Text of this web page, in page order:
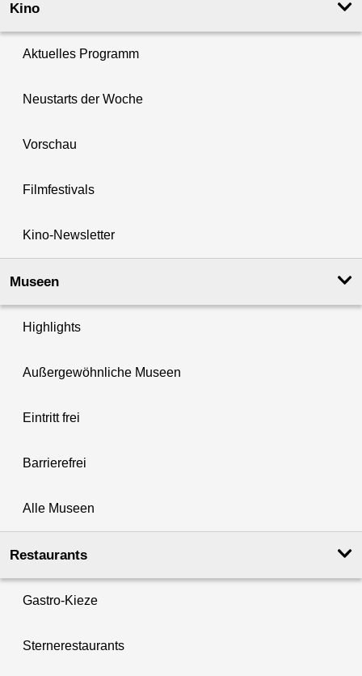
Kino
Aktuelles Programm
Neustarts der Woche
Vorschau
Filmfestivals
Kino-Newsletter
Museen
Highlights
Außergewöhnliche Museen
Eintritt frei
Barrierefrei
Alle Museen
Restaurants
Gastro-Kieze
Sternerestaurants